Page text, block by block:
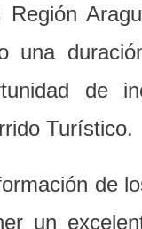
una
de
Turístico.
de
un